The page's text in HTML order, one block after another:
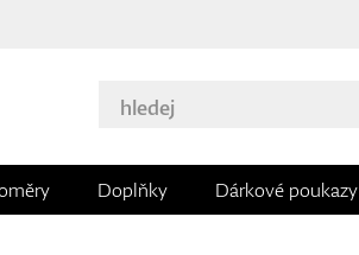
Doplňky Dárkové poukazy